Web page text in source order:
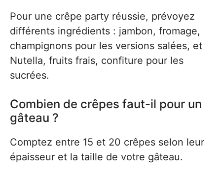
Pour une crêpe party réussie, prévoyez
différents ingrédients : jambon, fromage,
champignons pour les versions salées, et
Nutella, fruits frais, confiture pour les
sucrées.
Combien de crêpes faut-il pour un
gâteau ?
Comptez entre 15 et 20 crêpes selon leur
épaisseur et la taille de votre gâteau.